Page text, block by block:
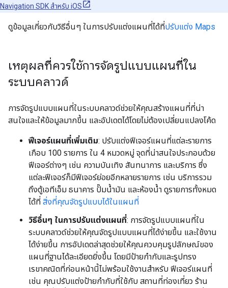
Navigation SDK สําหรับ iOS
ดูข้อมูลเกี่ยวกับวิธีอื่นๆ ในการปรับแต่งแผนที่ได้ที่ปรับแต่ง Maps
เหตุผลที่ควรใช้การจัดรูปแบบแผนที่ใน
ระบบคลาวด์
การจัดรูปแบบแผนที่ในระบบคลาวด์ช่วยให้คุณสร้างแผนที่ที่น่า
สนใจและให้ข้อมูลมากขึ้น และอัปเดตได้โดยไม่ต้องเปลี่ยนแปลงโค้ด
ฟีเจอร์แผนที่เพิ่มเติม: ปรับแต่งฟีเจอร์แผนที่แต่ละรายการ
เกือบ 100 รายการ ใน 4 หมวดหมู่ จุดที่น่าสนใจประกอบด้วย
ฟีเจอร์ต่างๆ เช่น ความบันเทิง สันทนาการ และบริการ ซึ่ง
แต่ละฟีเจอร์ก็มีฟีเจอร์ย่อยอีกหลายรายการ เช่น บริการรวม
ถึงตู้เอทีเอ็ม ธนาคาร ปั๊มน้ำมัน และห้องน้ำ ดูรายการทั้งหมด
ได้ที่ สิ่งที่คุณจัดรูปแบบได้ในแผนที่
วิธีอื่นๆ ในการปรับแต่งแผนที่: การจัดรูปแบบแผนที่ใน
ระบบคลาวด์ช่วยให้คุณจัดรูปแบบแผนที่ได้ง่ายขึ้น และใช้งาน
ได้ง่ายขึ้น การอัปเดตล่าสุดช่วยให้คุณควบคุมรูปลักษณ์ของ
แผนที่ฐานได้ละเอียดยิ่งขึ้น โดยมีป้ายกำกับและรูปทรง
เรขาคณิตที่ก่อนหน้านี้ไม่พร้อมใช้งานสำหรับ ฟีเจอร์แผนที่
เช่น คุณปรับแต่งป้ายกำกับที่ใช้กับ สถานที่ท่องเที่ยว ร้าน